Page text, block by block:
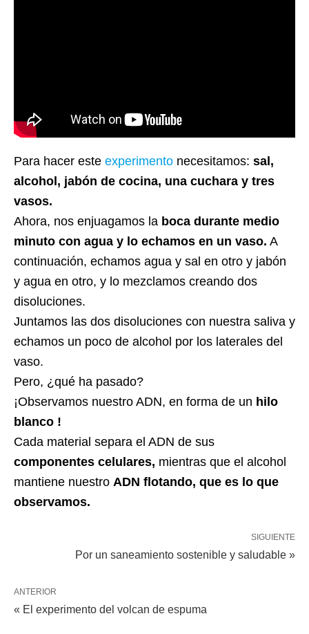
Para hacer este experimento necesitamos: sal,
alcohol, jabón de cocina, una cuchara y tres
vasos.
Ahora, nos enjuagamos la boca durante medio
minuto con agua y lo echamos en un vaso. A
continuación, echamos agua y sal en otro y jabón
y agua en otro, y lo mezclamos creando dos
disoluciones.
Juntamos las dos disoluciones con nuestra saliva y
echamos un poco de alcohol por los laterales del
vaso.
Pero, ¿qué ha pasado?
¡Observamos nuestro ADN, en forma de un hilo
blanco !
Cada material separa el ADN de sus
componentes celulares, mientras que el alcohol
mantiene nuestro ADN flotando, que es lo que
observamos.
SIGUIENTE
Por un saneamiento sostenible y saludable »
ANTERIOR
« El experimento del volcan de espuma